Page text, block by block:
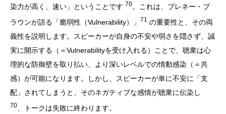
染力が高く、速い」ということです 70。これは、ブレネー・ブ
ラウンが語る「脆弱性（Vulnerability）」
71 の重要性と、その両
義性を説明します。スピーカーが自身の不安や弱さを隠さず、誠
実に開示する（＝Vulnerabilityを受け入れる）ことで、聴衆は心
理的な防御壁を取り払い、より深いレベルでの情動感染（＝共
感）が可能になります。しかし、スピーカーが単に不安に「支
配」されてしまうと、そのネガティブな感情が聴衆に伝染し
70 、トークは失敗に終わります。